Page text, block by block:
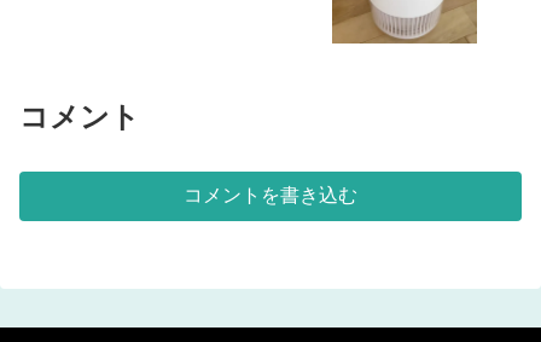
コメント
コメントを書き込む